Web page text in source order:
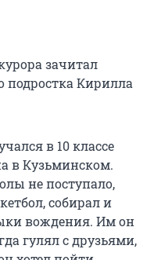
зачитал
подростка Кирилла
в 10 классе
в Кузьминском.
не поступало,
собирал и
вождения. Им он
гулял с друзьями,